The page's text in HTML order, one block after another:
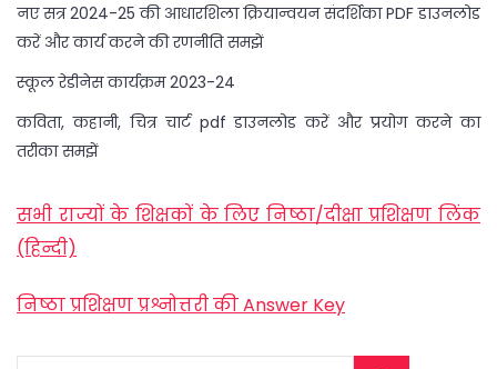
नए सत्र 2024-25 की आधारशिला क्रियान्वयन संदर्शिका PDF डाउनलोड
करें और कार्य करने की रणनीति समझें
स्कूल रेडीनेस कार्यक्रम 2023-24
कविता, कहानी, चित्र चार्ट pdf डाउनलोड करें और प्रयोग करने का
तरीका समझें
सभी राज्यों के शिक्षकों के लिए निष्ठा/दीक्षा प्रशिक्षण लिंक
(हिन्दी)
निष्ठा प्रशिक्षण प्रश्नोत्तरी की Answer Key